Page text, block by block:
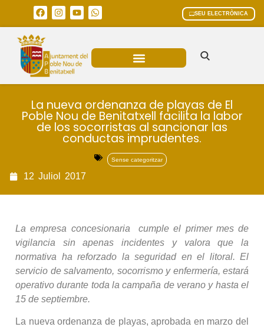
SEU ELECTRÒNICA
La nueva ordenanza de playas de El
Poble Nou de Benitatxell facilita la labor
de los socorristas al sancionar las
conductas imprudentes.
Sense categoritzar
12 Juliol 2017
La empresa concesionaria cumple el primer mes de
vigilancia sin apenas incidentes y valora que la
normativa ha reforzado la seguridad en el litoral. El
servicio de salvamento, socorrismo y enfermería, estará
operativo durante toda la campaña de verano y hasta el
15 de septiembre.
La nueva ordenanza de playas, aprobada en marzo del